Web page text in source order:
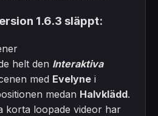
1.6.3 släppt:
helt den Interaktiva
med Evelyne i
medan Halvklädd.
korta loopade videor har